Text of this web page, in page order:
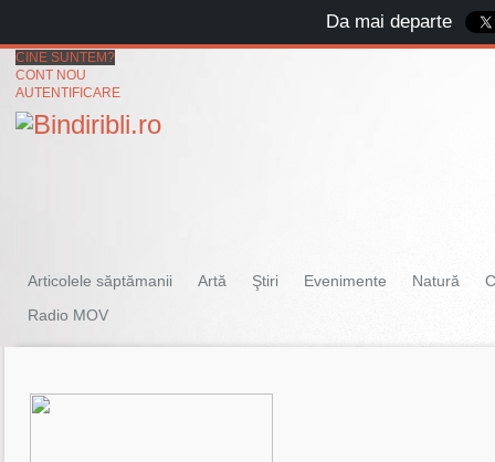
CINE SUNTEM?
CONT NOU
AUTENTIFICARE
Articolele săptămanii Artă Ştiri Evenimente Natură
Radio MOV
Da mai departe